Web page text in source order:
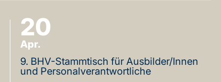
20
Apr.
9. BHV-Stammtisch für Ausbilder/Innen
und Personalverantwortliche